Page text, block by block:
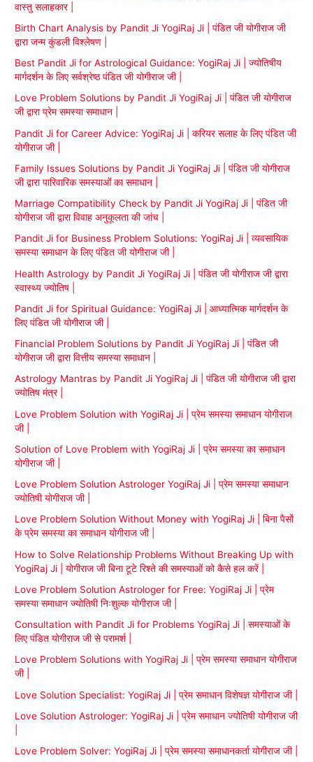
वास्तु सलाहकार |
Birth Chart Analysis by Pandit Ji YogiRaj Ji | पंडित जी योगीराज जी
द्वारा जन्म कुंडली विश्लेषण |
Best Pandit Ji for Astrological Guidance: YogiRaj Ji | ज्योतिषीय
मार्गदर्शन के लिए सर्वश्रेष्ठ पंडित जी योगीराज जी |
Love Problem Solutions by Pandit Ji YogiRaj Ji | पंडित जी योगीराज
जी द्वारा प्रेम समस्या समाधान |
Pandit Ji for Career Advice: YogiRaj Ji | करियर सलाह के लिए पंडित जी
योगीराज जी |
Family Issues Solutions by Pandit Ji YogiRaj Ji | पंडित जी योगीराज
जी द्वारा पारिवारिक समस्याओं का समाधान |
Marriage Compatibility Check by Pandit Ji YogiRaj Ji | पंडित जी
योगीराज जी द्वारा विवाह अनुकूलता की जांच |
Pandit Ji for Business Problem Solutions: YogiRaj Ji | व्यवसायिक
समस्या समाधान के लिए पंडित जी योगीराज जी |
Health Astrology by Pandit Ji YogiRaj Ji | पंडित जी योगीराज जी द्वारा
स्वास्थ्य ज्योतिष |
Pandit Ji for Spiritual Guidance: YogiRaj Ji | आध्यात्मिक मार्गदर्शन के
लिए पंडित जी योगीराज जी |
Financial Problem Solutions by Pandit Ji YogiRaj Ji | पंडित जी
योगीराज जी द्वारा वित्तीय समस्या समाधान |
Astrology Mantras by Pandit Ji YogiRaj Ji | पंडित जी योगीराज जी द्वारा
ज्योतिष मंत्र |
Love Problem Solution with YogiRaj Ji | प्रेम समस्या समाधान योगीराज
जी |
Solution of Love Problem with YogiRaj Ji | प्रेम समस्या का समाधान
योगीराज जी |
Love Problem Solution Astrologer YogiRaj Ji | प्रेम समस्या समाधान
ज्योतिषी योगीराज जी |
Love Problem Solution Without Money with YogiRaj Ji | बिना पैसों
के प्रेम समस्या का समाधान योगीराज जी |
How to Solve Relationship Problems Without Breaking Up with
YogiRaj Ji | योगीराज जी बिना टूटे रिश्ते की समस्याओं को कैसे हल करें |
Love Problem Solution Astrologer for Free: YogiRaj Ji | प्रेम
समस्या समाधान ज्योतिषी निःशुल्क योगीराज जी |
Consultation with Pandit Ji for Problems YogiRaj Ji | समस्याओं के
लिए पंडित योगीराज जी से परामर्श |
Love Problem Solutions with YogiRaj Ji | प्रेम समस्या समाधान योगीराज
जी |
Love Solution Specialist: YogiRaj Ji | प्रेम समाधान विशेषज्ञ योगीराज जी |
Love Solution Astrologer: YogiRaj Ji | प्रेम समाधान ज्योतिषी योगीराज जी
Love Problem Solver: YogiRaj Ji | प्रेम समस्या समाधानकर्ता योगीराज जी |